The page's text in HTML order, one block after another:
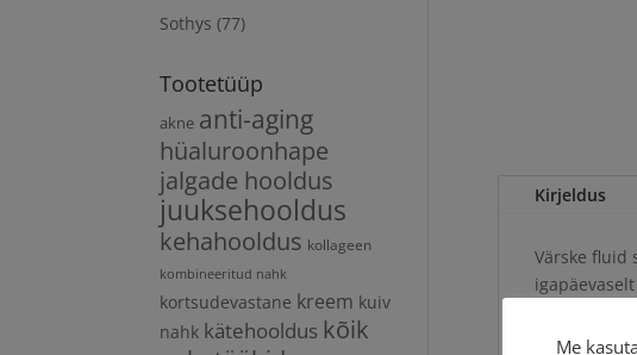
Kirjeldus
Värske fluid
Sothys (77)
Tootetüüp
akne anti-aging
hüaluroonhape
jalgade hooldus
juuksehooldus
kehahooldus kollageen
kombineeritud nahk
kortsudevastane kreem kuiv
nahk kätehooldus kõik
Me